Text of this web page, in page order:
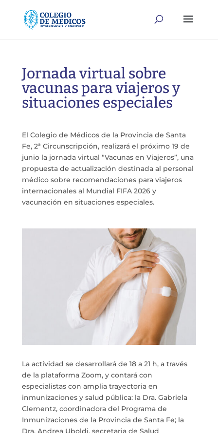
Jornada virtual sobre
vacunas para viajeros y
situaciones especiales
El Colegio de Médicos de la Provincia de Santa
Fe, 2ª Circunscripción, realizará el próximo 19 de
junio la jornada virtual “Vacunas en Viajeros”, una
propuesta de actualización destinada al personal
médico sobre recomendaciones para viajeros
internacionales al Mundial FIFA 2026 y
vacunación en situaciones especiales.
La actividad se desarrollará de 18 a 21 h, a través
de la plataforma Zoom, y contará con
especialistas con amplia trayectoria en
inmunizaciones y salud pública: la Dra. Gabriela
Clementz, coordinadora del Programa de
Inmunizaciones de la Provincia de Santa Fe; la
Dra. Andrea Uboldi, secretaria de Salud